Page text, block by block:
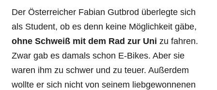
Der Österreicher Fabian Gutbrod überlegte sich
als Student, ob es denn keine Möglichkeit gäbe,
ohne Schweiß mit dem Rad zur Uni zu fahren.
Zwar gab es damals schon E-Bikes. Aber sie
waren ihm zu schwer und zu teuer. Außerdem
wollte er sich nicht von seinem liebgewonnenen